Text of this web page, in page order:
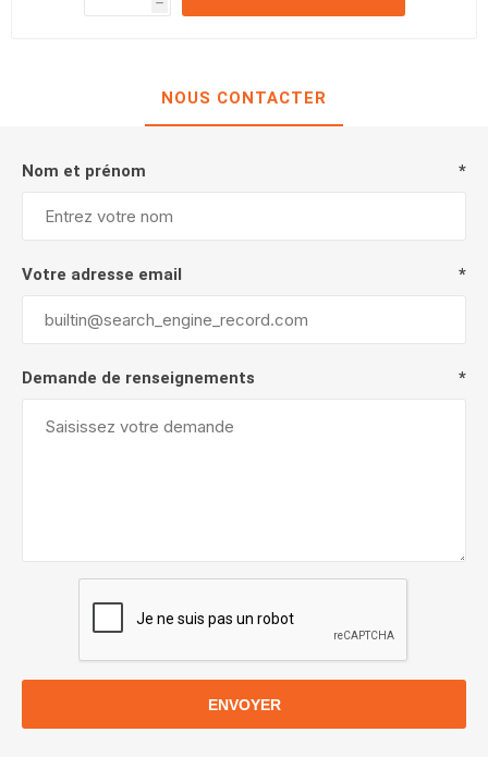
h
h
NOUS CONTACTER
Nom et prénom *
Votre adresse email *
Demande de renseignements *
ENVOYER